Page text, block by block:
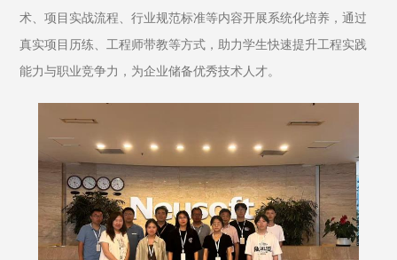
术、项目实战流程、行业规范标准等内容开展系统化培养，通过
真实项目历练、工程师带教等方式，助力学生快速提升工程实践
能力与职业竞争力，为企业储备优秀技术人才。